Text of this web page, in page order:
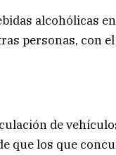
alcohólicas
personas, con
de
que los que